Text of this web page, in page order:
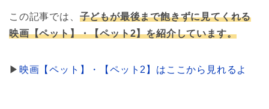
この記事では、 子どもが最後まで飽きずに見てくれる
映画【ペット】・【ペット2】を紹介しています。
▶︎ 映画【ペット】・【ペット2】はここから見れるよ